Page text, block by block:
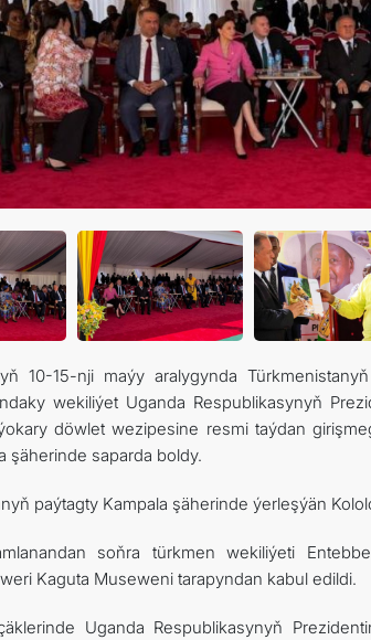
10-15-nji maýy aralygynda
wekiliýet Uganda Respublikasynyň
döwlet wezipesine resmi taýdan
şäherinde saparda boldy.
paýtagty Kampala şäherinde ýerleşýän
soňra türkmen wekiliýeti
Kaguta Museweni tarapyndan kabul edildi.
Uganda Respublikasynyň